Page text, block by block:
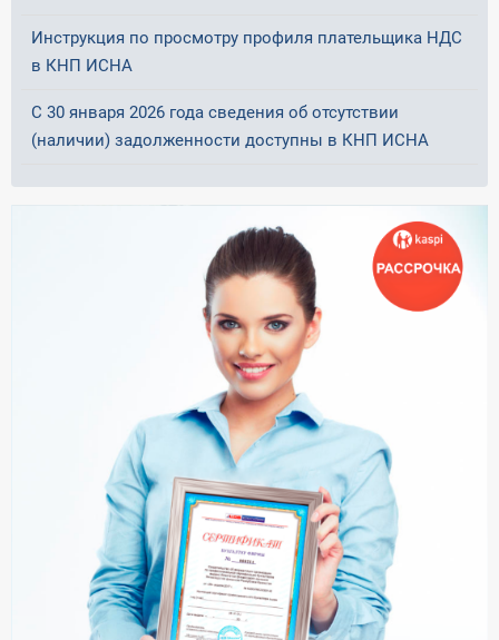
Инструкция по просмотру профиля плательщика НДС
в КНП ИСНА
С 30 января 2026 года сведения об отсутствии
(наличии) задолженности доступны в КНП ИСНА